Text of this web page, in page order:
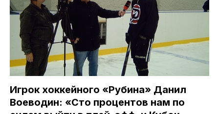
Игрок хоккейного «Рубина» Данил
Воеводин: «Сто процентов нам по